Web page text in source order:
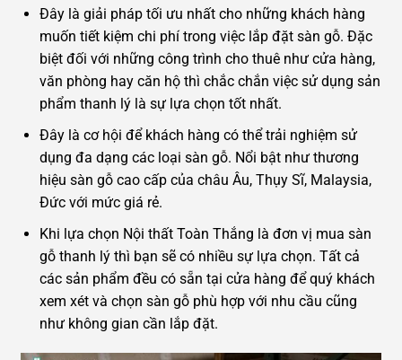
Đây là giải pháp tối ưu nhất cho những khách hàng
muốn tiết kiệm chi phí trong việc lắp đặt sàn gỗ. Đặc
biệt đối với những công trình cho thuê như cửa hàng,
văn phòng hay căn hộ thì chắc chắn việc sử dụng sản
phẩm thanh lý là sự lựa chọn tốt nhất.
Đây là cơ hội để khách hàng có thể trải nghiệm sử
dụng đa dạng các loại sàn gỗ. Nổi bật như thương
hiệu sàn gỗ cao cấp của châu Âu, Thụy Sĩ, Malaysia,
Đức với mức giá rẻ.
Khi lựa chọn Nội thất Toàn Thắng là đơn vị mua sàn
gỗ thanh lý thì bạn sẽ có nhiều sự lựa chọn. Tất cả
các sản phẩm đều có sẵn tại cửa hàng để quý khách
xem xét và chọn sàn gỗ phù hợp với nhu cầu cũng
như không gian cần lắp đặt.